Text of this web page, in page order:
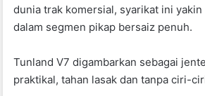
dunia trak komersial, syarikat ini
dalam segmen pikap bersaiz penuh.
Tunland V7 digambarkan sebagai
praktikal, tahan lasak dan tanpa ciri-